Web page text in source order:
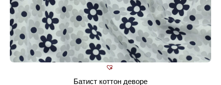
Батист коттон деворе